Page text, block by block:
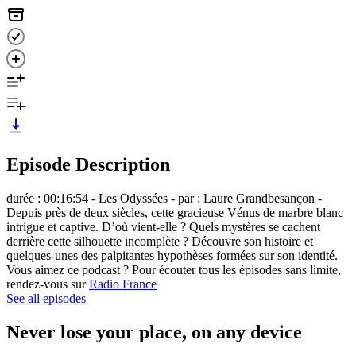
Episode Description
durée : 00:16:54 - Les Odyssées - par : Laure Grandbesançon -
Depuis près de deux siècles, cette gracieuse Vénus de marbre blanc
intrigue et captive. D’où vient-elle ? Quels mystères se cachent
derrière cette silhouette incomplète ? Découvre son histoire et
quelques-unes des palpitantes hypothèses formées sur son identité.
Vous aimez ce podcast ? Pour écouter tous les épisodes sans limite,
rendez-vous surRadio France
See all episodes
Never lose your place, on any device